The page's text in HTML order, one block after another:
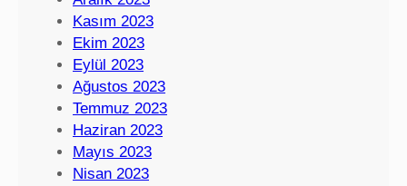
Kasım 2023
Ekim 2023
Eylül 2023
Ağustos 2023
Temmuz 2023
Haziran 2023
Mayıs 2023
Nisan 2023